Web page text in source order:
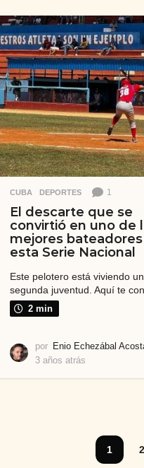
o
s
a
t
r
á
s
CUBA ,DEPORTES 1
El descarte que se
convirtió en uno de
mejores
esta Serie Nacional
Este pelotero está viviendo
segunda juventud. Aquí te
2 min
por Enio Echezábal
3 años atrás
1 2